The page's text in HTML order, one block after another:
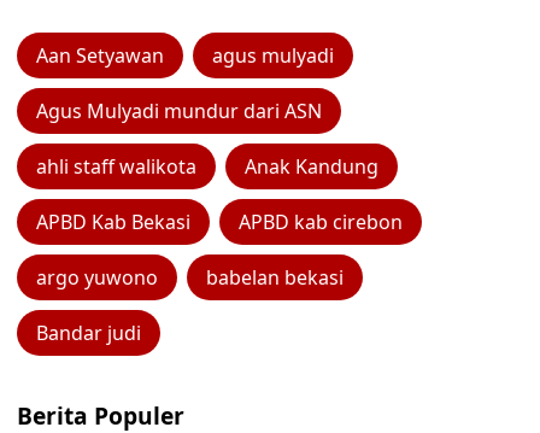
Aan Setyawan agus mulyadi
Agus Mulyadi mundur dari ASN
ahli staff walikota Anak Kandung
APBD Kab Bekasi APBD kab cirebon
argo yuwono babelan bekasi
Bandar judi
Berita Populer